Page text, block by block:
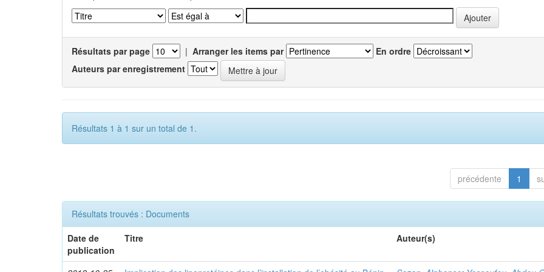
Résultats par page | Arranger les items par
En ordre
Auteurs par enregistrement
Résultats 1 à 1 sur un total de 1.
précédente 1
Résultats trouvés : Documents
Date de
publication
Titre Auteur(s)